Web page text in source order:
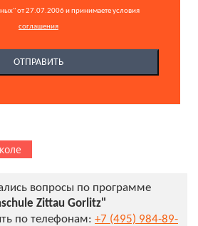
от 27.07.2006 и принимаете условия
соглашения
вопросы по программе
Zittau Gorlitz"
по телефонам: +7 (495) 984-89-